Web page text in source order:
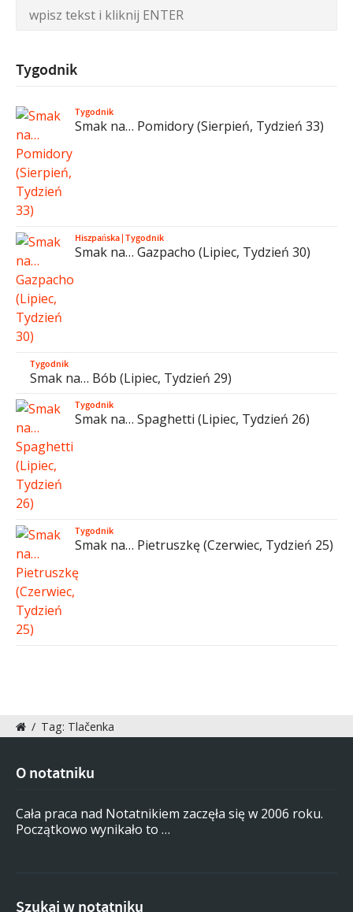
Tygodnik
Tygodnik
Smak na… Pomidory (Sierpień, Tydzień 33)
Hiszpańska|Tygodnik
Smak na… Gazpacho (Lipiec, Tydzień 30)
Tygodnik
Smak na… Bób (Lipiec, Tydzień 29)
Tygodnik
Smak na… Spaghetti (Lipiec, Tydzień 26)
Tygodnik
Smak na… Pietruszkę (Czerwiec, Tydzień 25)
/ Tag: Tlačenka
O notatniku
Cała praca nad Notatnikiem zaczęła się w 2006 roku.
Początkowo wynikało to …
Szukaj w notatniku